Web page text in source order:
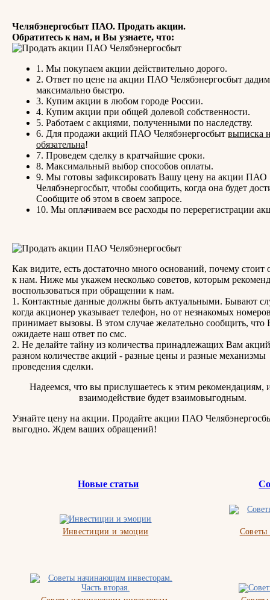
Челябэнергосбыт ПАО. Продать акции.
Обратитесь к нам, и Вы узнаете, что:
1. Мы покупаем акции действительно дорого.
2. Ответ по цене на акции ПАО Челябэнергосбыт дадим
максимально быстро.
3. Купим акции в любом городе России.
4. Купим акции при общей долевой собственности.
5. Работаем с акциями, полученными по наследству.
6. Для продажи акций ПАО Челябэнергосбыт выписка
обязательна!
7. Проведем сделку в кратчайшие сроки.
8. Максимальный выбор способов оплаты.
9. Мы готовы зафиксировать Вашу цену на акции ПАО
Челябэнергосбыт, чтобы сообщить, когда она будет
Сообщите об этом в своем запросе.
10. Мы оплачиваем все расходы по перерегистрации
Как видите, есть достаточно много оснований, почему стоит
к нам. Ниже мы укажем несколько советов, которым
воспользоваться при обращении к нам.
1. Контактные данные должны быть актуальными. Бывают
когда акционер указывает телефон, но от незнакомых
принимает вызовы. В этом случае желательно сообщить, что
ожидаете наш ответ по смс.
2. Не делайте тайну из количества принадлежащих Вам
разном количестве акций - разные цены и разные механизмы
проведения сделки.
Надеемся, что вы прислушаетесь к этим рекомендациям,
взаимодействие будет взаимовыгодным.
Узнайте цену на акции. Продайте акции ПАО
выгодно. Ждем ваших обращений!
Новые статьи
Инвестиции и эмоции Советы